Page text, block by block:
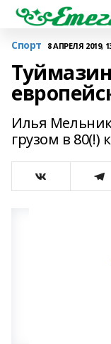
Спорт 8 АПРЕЛЯ 2019,
Илья
грузом в 80(!)